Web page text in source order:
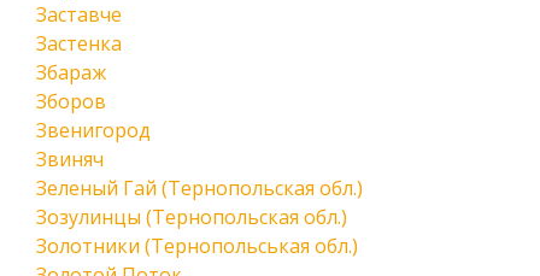
Заставче
Застенка
Збараж
Зборов
Звенигород
Звиняч
Зеленый Гай (Тернопольская обл.)
Зозулинцы (Тернопольская обл.)
Золотники (Тернопольськая обл.)